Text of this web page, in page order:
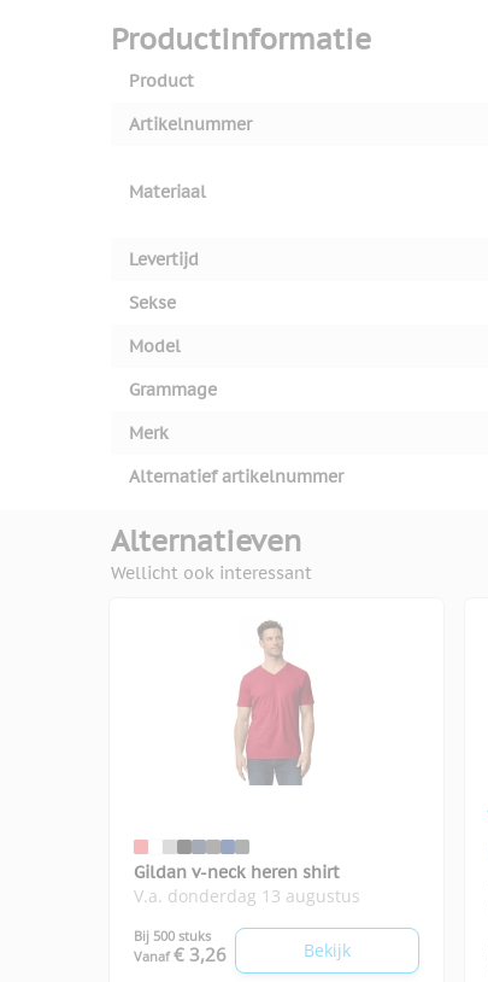
Productinformatie
Product
Artikelnummer
Materiaal
Levertijd
Sekse
Model
Grammage
Merk
Alternatief artikelnummer
Alternatieven
Wellicht ook interessant
Gildan v-neck heren shirt
V.a. donderdag 13 augustus
Bij 500 stuks
Vanaf € 3,26 Bekijk